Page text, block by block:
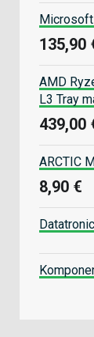
135,90
AMD
L3 Tray
439,00
ARCTIC
8,90 €